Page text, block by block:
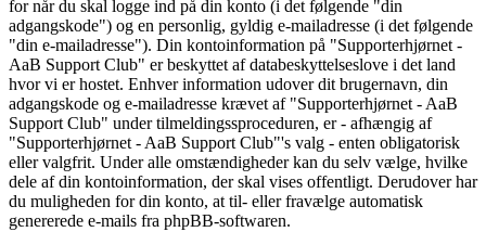
for når du skal logge ind på din konto (i det følgende "din
adgangskode") og en personlig, gyldig e-mailadresse (i det følgende
"din e-mailadresse"). Din kontoinformation på "Supporterhjørnet -
AaB Support Club" er beskyttet af databeskyttelseslove i det land
hvor vi er hostet. Enhver information udover dit brugernavn, din
adgangskode og e-mailadresse krævet af "Supporterhjørnet - AaB
Support Club" under tilmeldingssproceduren, er - afhængig af
"Supporterhjørnet - AaB Support Club"'s valg - enten obligatorisk
eller valgfrit. Under alle omstændigheder kan du selv vælge, hvilke
dele af din kontoinformation, der skal vises offentligt. Derudover har
du muligheden for din konto, at til- eller fravælge automatisk
genererede e-mails fra phpBB-softwaren.